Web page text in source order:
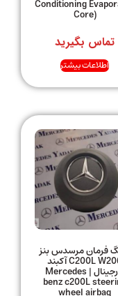
Conditioning
Core)
تماس بگیرید
اطلاعات بیشتر
فرمان مرسدس بنز
C200L W206 آکبند
اورجینال | Mercedes
benz c200L
wheel airbag